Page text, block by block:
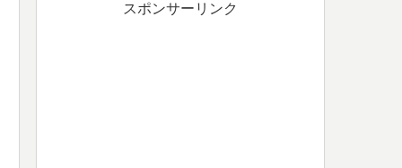
スポンサーリンク